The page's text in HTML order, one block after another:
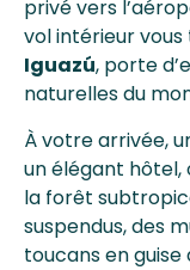
privé vers
vol intérieur
Iguazú, porte
naturelles du
À votre arrivée,
un élégant hôtel,
la forêt
suspendus, des
toucans en guise